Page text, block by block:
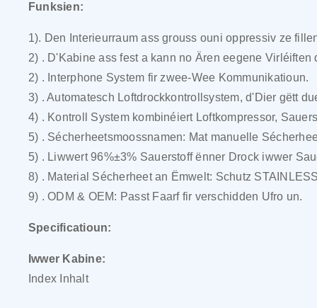
Funksien:
1). Den Interieurraum ass grouss ouni oppressiv ze
2) . D'Kabine ass fest a kann no Ären eegene Virléiften
2) . Interphone System fir zwee-Wee Kommunikatioun.
3) . Automatesch Loftdrockkontrollsystem, d'Dier gëtt
4) . Kontroll System kombinéiert Loftkompressor,
5) . Sécherheetsmoossnamen: Mat manuelle
5) . Liwwert 96%±3% Sauerstoff ënner Drock iwwer
8) . Material Sécherheet an Ëmwelt: Schutz
9) . ODM & OEM: Passt Faarf fir verschidden Ufro un.
Specificatioun:
Iwwer Kabine:
Index Inhalt